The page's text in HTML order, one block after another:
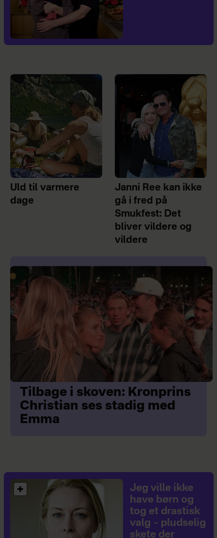
Sponsoreret indhold
Uld til varmere
dage
Janni Ree kan ikke
gå i fred på
Smukfest: Det
bliver vildere og
vildere
Tilbage i skoven: Kronprins
Christian ses stadig med
Emma
Jeg ville ikke
have børn og
tog et drastisk
valg – pludselig
skete der